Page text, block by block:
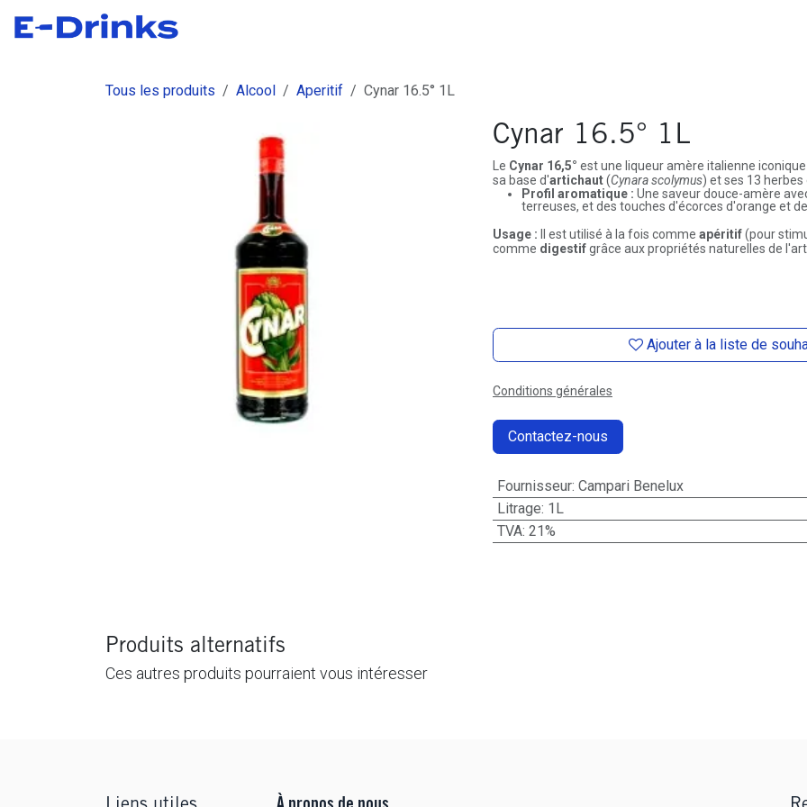
Se rendre au contenu
Tous les produits Alcool Aperitif Cynar 16.5° 1L
Cynar 16.5° 1L
Le Cynar 16,5° est une liqueur amère italienne
sa base d'artichaut(Cynara scolymus) et ses 13
Profil aromatique : Une saveur douce-amère
terreuses, et des touches d'écorces d'orange et de
Usage : Il est utilisé à la fois comme apéritif(pour
comme digestifgrâce aux propriétés naturelles de
Ajouter à la liste de
Conditions générales
Contactez-nous
Fournisseur: Campari Benelux
Litrage: 1L
TVA: 21%
Produits alternatifs
Ces autres produits pourraient vous intéresser